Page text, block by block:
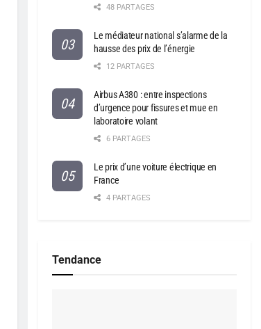
48 PARTAGES
Le médiateur national s’alarme de la
hausse des prix de l’énergie
12 PARTAGES
Airbus A380 : entre inspections
d’urgence pour fissures et mue en
laboratoire volant
6 PARTAGES
Le prix d’une voiture électrique en
France
4 PARTAGES
Tendance